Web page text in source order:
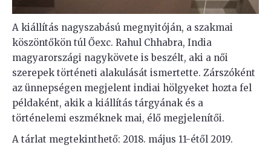
A kiállítás nagyszabású megnyitóján, a szakmai
köszöntőkön túl Őexc. Rahul Chhabra, India
magyarországi nagykövete is beszélt, aki a női
szerepek történeti alakulását ismertette. Zárszóként
az ünnepségen megjelent indiai hölgyeket hozta fel
példaként, akik a kiállítás tárgyának és a
történelemi eszméknek mai, élő megjelenítői.
A tárlat megtekinthető: 2018. május 11-étől 2019.